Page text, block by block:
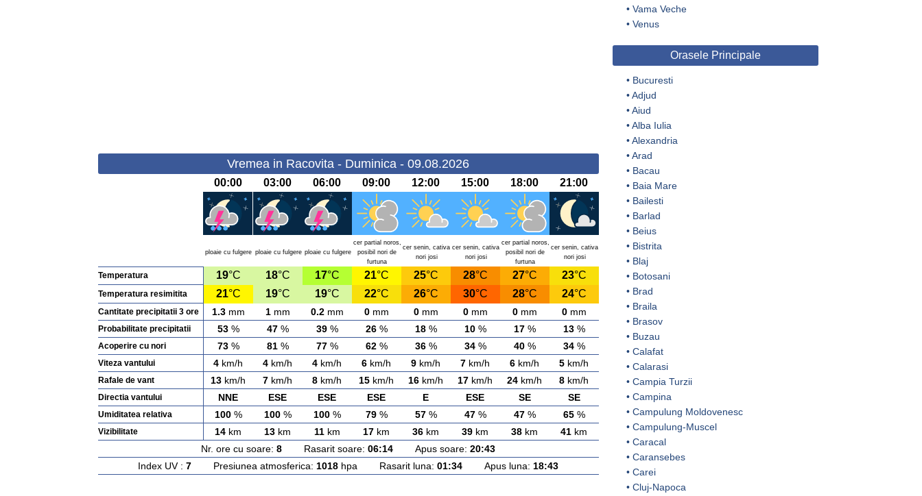
Vremea in Racovita - Duminica - 09.08.2026
00:00 03:00 06:00 09:00 12:00 15:00 18:00 21:00
ploaie cu fulgere ploaie cu fulgere ploaie cu fulgere
cer partial noros,
posibil nori de
furtuna
cer senin, cativa
nori josi
cer senin, cativa
nori josi
cer partial noros,
posibil nori de
furtuna
cer senin, cativa
nori josi
Temperatura 19°C 18°C 17°C 21°C 25°C 28°C 27°C 23°C
Temperatura resimitita 21°C 19°C 19°C 22°C 26°C 30°C 28°C 24°C
Cantitate precipitatii 3 ore 1.3mm 1mm 0.2mm 0mm 0mm 0mm 0mm 0mm
Probabilitate precipitatii 53% 47% 39% 26% 18% 10% 17% 13%
Acoperire cu nori 73% 81% 77% 62% 36% 34% 40% 34%
Viteza vantului 4 km/h 4 km/h 4 km/h 6 km/h 9 km/h 7 km/h 6 km/h 5 km/h
Rafale de vant 13 km/h 7 km/h 8 km/h 15 km/h 16 km/h 17 km/h 24 km/h 8 km/h
Directia vantului NNE ESE ESE ESE E ESE SE SE
Umiditatea relativa 100% 100% 100% 79% 57% 47% 47% 65%
Vizibilitate 14 km 13 km 11km 17 km 36 km 39 km 38 km 41 km
Nr. ore cu soare: 8 Rasarit soare: 06:14 Apus soare: 20:43
Index UV : 7 Presiunea atmosferica: 1018 hpa Rasarit luna: 01:34 Apus luna: 18:43
• Vama Veche
• Venus
Orasele Principale
• Bucuresti
•Adjud
•Aiud
•Alba Iulia
•Alexandria
•Arad
• Bacau
• Baia Mare
• Bailesti
• Barlad
• Beius
• Bistrita
• Blaj
• Botosani
• Brad
• Braila
• Brasov
• Buzau
• Calafat
• Calarasi
• Campia Turzii
• Campina
• Campulung Moldovenesc
• Campulung-Muscel
• Caracal
• Caransebes
• Carei
• Cluj-Napoca